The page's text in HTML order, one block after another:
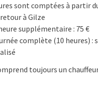
sont comptées à partir
retour à Gilze
supplémentaire : 75 €
complète (10 heures) :
toujours un